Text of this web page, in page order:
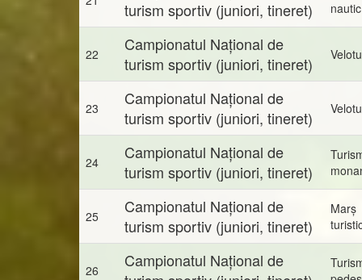
turism sportiv (juniori, tineret)
nautic
22
Campionatul Național de
turism sportiv (juniori, tineret)
23
Campionatul Național de
turism sportiv (juniori, tineret)
24
Campionatul Național de
turism sportiv (juniori, tineret)
25
Campionatul Național de
turism sportiv (juniori, tineret)
Marș
26
Campionatul Național de